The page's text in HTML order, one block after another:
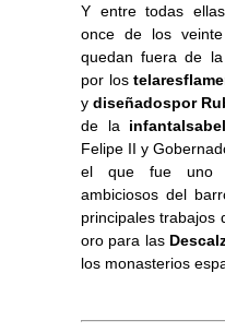
Y entre todas
once de los
quedan fuera de
por los
y diseñadospor
de la
Felipe II y
el que fue uno
ambiciosos del
principales trabajos
oro para las
los monasterios